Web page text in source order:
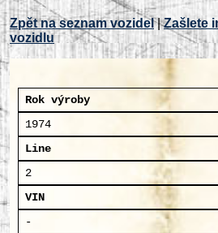
Zpět na seznam vozidel|Zašlete
vozidlu
Rok výroby
1974
Line
2
VIN
-